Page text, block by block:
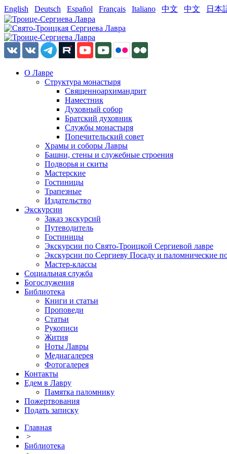
English Deutsch Español Français Italiano 中文 中文 日本
О Лавре
Структура монастыря
Священноархимандрит
Наместник
Духовный собор
Братский духовник
Службы монастыря
Попечительский совет
Храмы и соборы Лавры
Башни, стены и служебные строения
Подворья и скиты
Мастерские
Гостиницы
Трапезные
Издательство
Экскурсии
Заказ экскурсий
Путеводитель
Гостиницы
Экскурсии по Свято-Троицкой Сергиевой лавре
Экскурсии по Сергиеву Посаду и паломнические
Мастер-классы
Социальная служба
Богослужения
Библиотека
Книги и статьи
Проповеди
Статьи
Рукописи
Жития
Ноты Лавры
Медиагалерея
Фотогалерея
Контакты
Едем в Лавру
Памятка паломнику
Пожертвования
Подать записку
Главная
>
Библиотека